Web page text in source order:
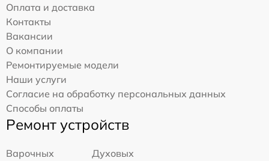
Оплата и доставка
Контакты
Вакансии
О компании
Ремонтируемые модели
Наши услуги
Согласие на обработку персональных данных
Способы оплаты
Ремонт устройств
Варочных
Духовых